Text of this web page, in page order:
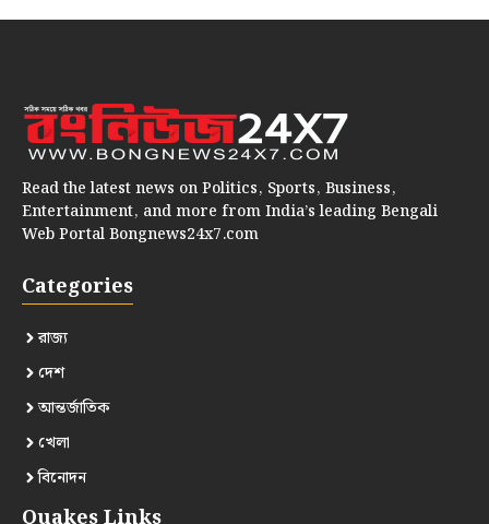
Read the latest news on Politics, Sports, Business,
Entertainment, and more from India’s leading Bengali
Web Portal Bongnews24x7.com
Categories
রাজ্য
দেশ
আন্তর্জাতিক
খেলা
বিনোদন